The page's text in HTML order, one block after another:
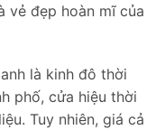
vẻ đẹp hoàn mĩ của
là kinh đô thời
phố, cửa hiệu thời
Tuy nhiên, giá cả